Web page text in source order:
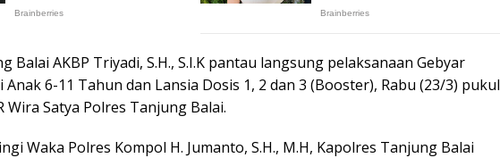
Balai AKBP Triyadi, S.H., S.I.K pantau langsung pelaksanaan Gebyar
Anak 6-11 Tahun dan Lansia Dosis 1, 2 dan 3 (Booster), Rabu (23/3) pukul
Wira Satya Polres Tanjung Balai.
Waka Polres Kompol H. Jumanto, S.H., M.H, Kapolres Tanjung Balai